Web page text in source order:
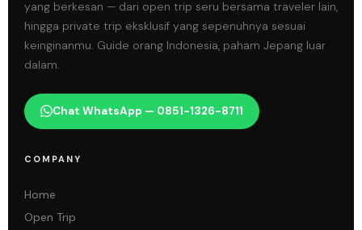
yang berkesan — dari open trip seru bersama traveler lain,
hingga private trip eksklusif yang sepenuhnya sesuai
keinginanmu. Guide orang Indonesia, paham Jepang luar
dalam.
Chat WhatsApp — 0851-1326-8711
COMPANY
Home
Open Trip